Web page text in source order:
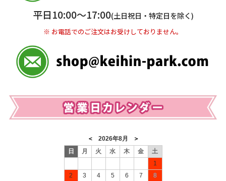
※ 振込み手数料お客様ご負担。
平日10:00〜17:00(土日祝日・特定日を除く)
※ お電話でのご注文はお受けしておりません。